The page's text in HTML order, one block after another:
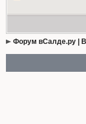
Форум вСалде.ру |